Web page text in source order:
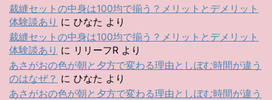
裁縫セットの中身は100均で揃う？メリットとデメリット
体験談あり に ひなた より
裁縫セットの中身は100均で揃う？メリットとデメリット
体験談あり に リリーフR より
あさがおの色が朝と夕方で変わる理由としぼむ時間が違う
のはなぜ？ に ひなた より
あさがおの色が朝と夕方で変わる理由としぼむ時間が違う